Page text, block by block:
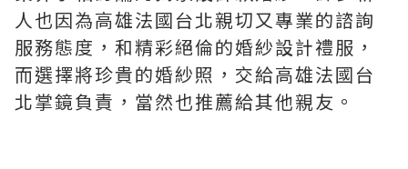
人也因為高雄法國台北親切又專業的諮詢
服務態度，和精彩絕倫的婚紗設計禮服，
而選擇將珍貴的婚紗照，交給高雄法國台
北掌鏡負責，當然也推薦給其他親友。